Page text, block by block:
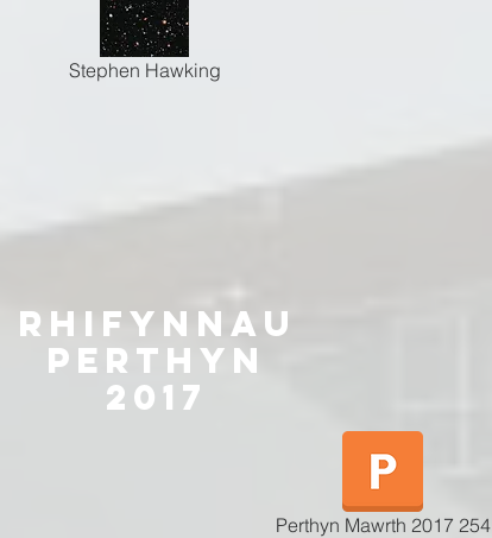
Stephen Hawking
rHifyNnau
Perthyn
2017
Perthyn Mawrth 2017 254